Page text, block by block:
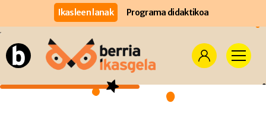
Ikasleen lanak Programa didaktikoa